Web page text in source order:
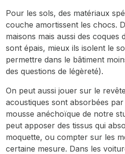
Pour les sols, des matériaux
couche amortissent les chocs.
maisons mais aussi des coques
sont épais, mieux ils isolent le
permettre dans le bâtiment
des questions de légèreté).
On peut aussi jouer sur le
acoustiques sont absorbées
mousse anéchoïque de notre
peut apposer des tissus qui
moquette, ou compter sur les
certaine mesure. Dans les